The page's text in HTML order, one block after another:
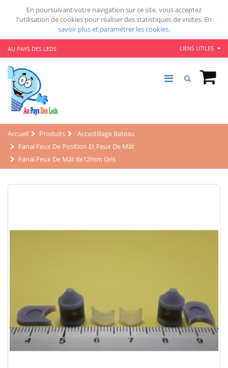
En poursuivant votre navigation sur ce site, vous acceptez
l'utilisation de cookies pour réaliser des statistiques de visites. En
savoir plus et paramétrer les cookies.
AU PAYS DES LEDS LIENS UTILES
Accueil Produits
Accastillage Bateau
Fanal Feux De Position Et Feux De Mât
Fanal Feux De Mât 8x12mm Gris